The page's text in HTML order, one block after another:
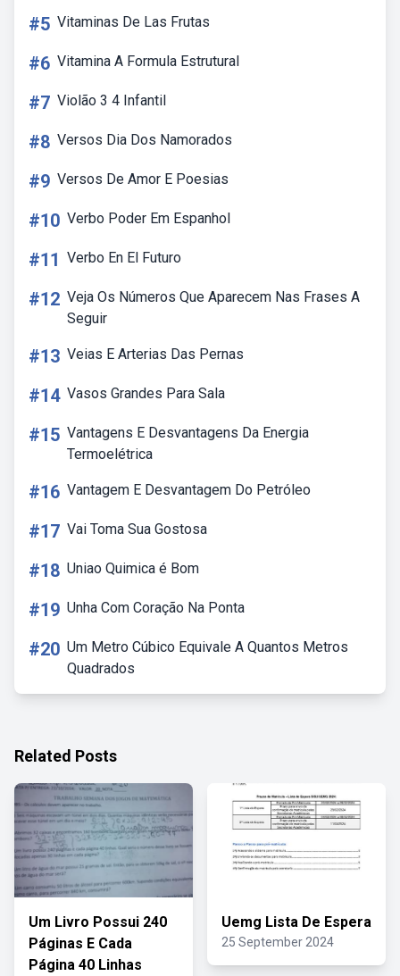
#5 Vitaminas De Las Frutas
#6 Vitamina A Formula Estrutural
#7 Violão 3 4 Infantil
#8 Versos Dia Dos Namorados
#9 Versos De Amor E Poesias
#10 Verbo Poder Em Espanhol
#11 Verbo En El Futuro
#12 Veja Os Números Que Aparecem Nas Frases A
Seguir
#13 Veias E Arterias Das Pernas
#14 Vasos Grandes Para Sala
#15 Vantagens E Desvantagens Da Energia
Termoelétrica
#16 Vantagem E Desvantagem Do Petróleo
#17 Vai Toma Sua Gostosa
#18 Uniao Quimica é Bom
#19 Unha Com Coração Na Ponta
#20 Um Metro Cúbico Equivale A Quantos Metros
Quadrados
Related Posts
Um Livro Possui 240
Páginas E Cada
Página 40 Linhas
Uemg Lista De Espera
25 September 2024